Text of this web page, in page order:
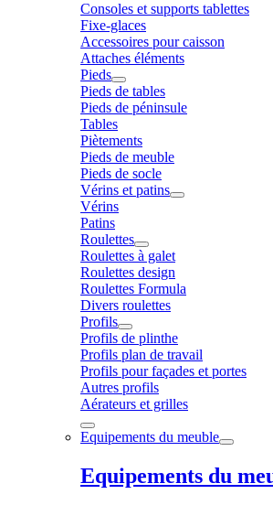
Consoles et supports tablettes
Fixe-glaces
Accessoires pour caisson
Attaches éléments
Pieds
Pieds de tables
Pieds de péninsule
Tables
Piètements
Pieds de meuble
Pieds de socle
Vérins et patins
Vérins
Patins
Roulettes
Roulettes à galet
Roulettes design
Roulettes Formula
Divers roulettes
Profils
Profils de plinthe
Profils plan de travail
Profils pour façades et portes
Autres profils
Aérateurs et grilles
Equipements du meuble
Equipements du